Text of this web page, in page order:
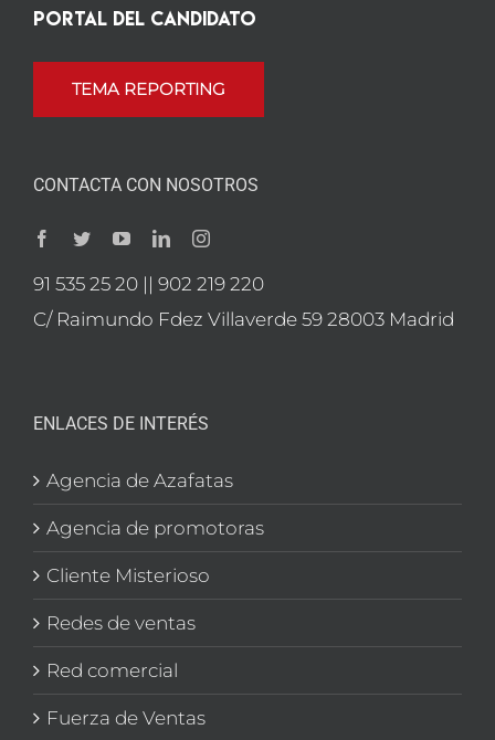
Portal del candidato
TEMA REPORTING
CONTACTA CON NOSOTROS
91 535 25 20 || 902 219 220
C/ Raimundo Fdez Villaverde 59 28003 Madrid
ENLACES DE INTERÉS
Agencia de Azafatas
Agencia de promotoras
Cliente Misterioso
Redes de ventas
Red comercial
Fuerza de Ventas